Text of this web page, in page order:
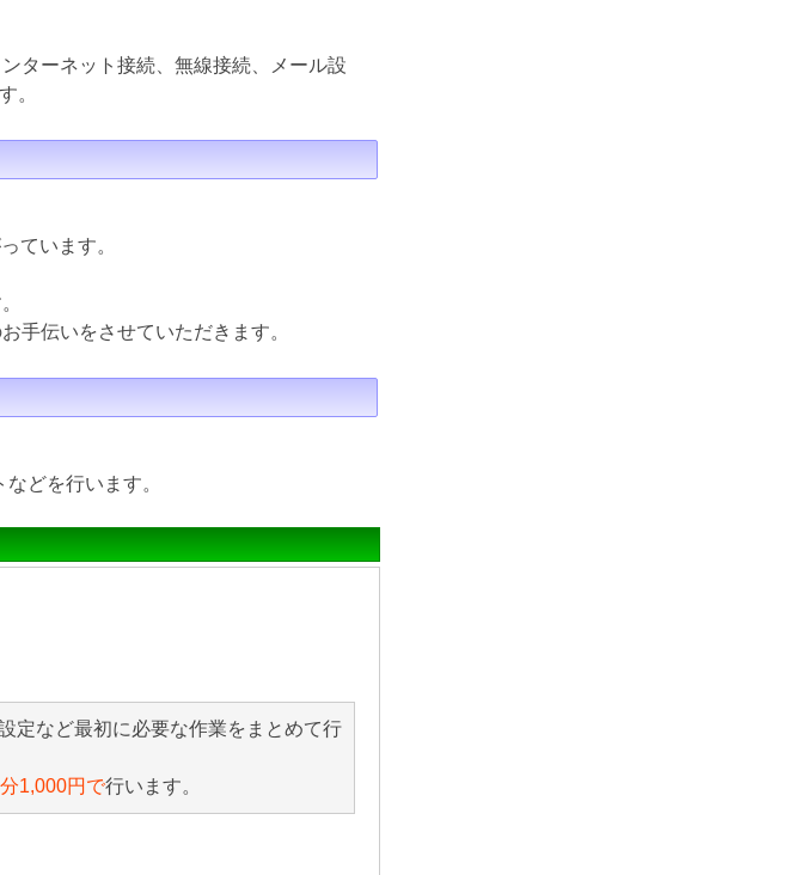
ターネット接続、無線接続、メール設
。
ています。
手伝いをさせていただきます。
どを行います。
定など最初に必要な作業をまとめて行
1,000円で行います。